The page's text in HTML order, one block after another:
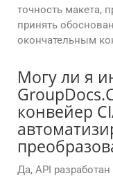
точность макета,
принять
окончательным
Могу ли я
конвейер
Да, API